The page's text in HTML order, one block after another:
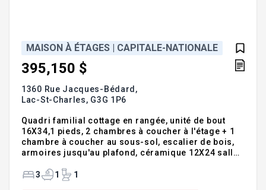
MAISON À ÉTAGES | CAPITALE-NATIONALE
395,150 $
1360 Rue Jacques-Bédard,
Lac-St-Charles, G3G 1P6
Quadri familial cottage en rangée, unité de bout
16X34,1 pieds, 2 chambres à coucher à l'étage + 1
chambre à coucher au sous-sol, escalier de bois,
armoires jusqu'au plafond, céramique 12X24 salle
bain auto portant, installation laveuse-sécheuse au
3 1 1